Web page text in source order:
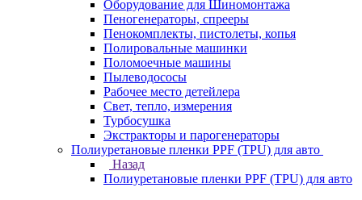
Оборудование для Шиномонтажа
Пеногенераторы, спрееры
Пенокомплекты, пистолеты, копья
Полировальные машинки
Поломоечные машины
Пылеводососы
Рабочее место детейлера
Свет, тепло, измерения
Турбосушка
Экстракторы и парогенераторы
Полиуретановые пленки PPF (TPU) для авто
Назад
Полиуретановые пленки PPF (TPU) для авто